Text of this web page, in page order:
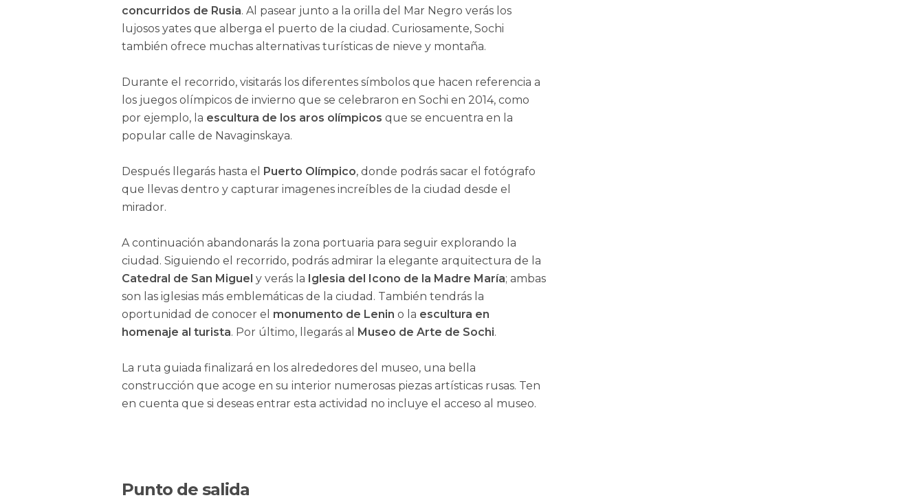
concurridos de Rusia. Al pasear junto a la orilla del Mar Negro verás los
lujosos yates que alberga el puerto de la ciudad. Curiosamente, Sochi
también ofrece muchas alternativas turísticas de nieve y montaña.
Durante el recorrido, visitarás los diferentes símbolos que hacen referencia a
los juegos olímpicos de invierno que se celebraron en Sochi en 2014, como
por ejemplo, la escultura de los aros olímpicos que se encuentra en la
popular calle de Navaginskaya.
Después llegarás hasta el Puerto Olímpico, donde podrás sacar el fotógrafo
que llevas dentro y capturar imagenes increíbles de la ciudad desde el
mirador.
A continuación abandonarás la zona portuaria para seguir explorando la
ciudad. Siguiendo el recorrido, podrás admirar la elegante arquitectura de la
Catedral de San Miguel y verás la Iglesia del Icono de la Madre María; ambas
son las iglesias más emblemáticas de la ciudad. También tendrás la
oportunidad de conocer el monumento de Lenin o la escultura en
homenaje al turista. Por último, llegarás al Museo de Arte de Sochi.
La ruta guiada finalizará en los alrededores del museo, una bella
construcción que acoge en su interior numerosas piezas artísticas rusas. Ten
en cuenta que si deseas entrar esta actividad no incluye el acceso al museo.
Punto de salida